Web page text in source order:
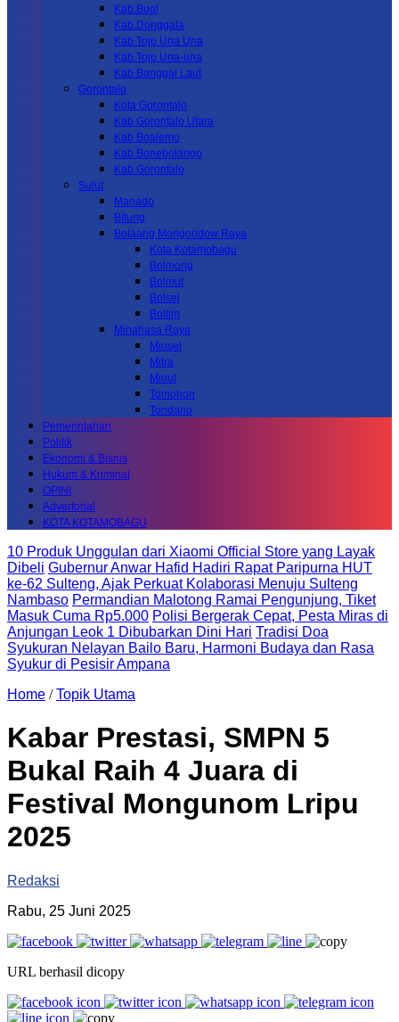
Kab.Buol
Kab.Donggala
Kab Tojo Una Una
Kab.Tojo Una-una
Kab.Banggai Laut
Gorontalo
Kota Gorontalo
Kab Gorontalo Utara
Kab Boalemo
Kab.Bonebolango
Kab.Gorontalo
Sulut
Manado
Bitung
Bolaang Mongondow Raya
Kota Kotamobagu
Bolmong
Bolmut
Bolsel
Boltim
Minahasa Raya
Minsel
Mitra
Minut
Tomohon
Tondano
Pemerintahan
Politik
Ekonomi & Bisnis
Hukum & Kriminal
OPINI
Advertorial
KOTA KOTAMOBAGU
10 Produk Unggulan dari Xiaomi Official Store yang Layak
Dibeli Gubernur Anwar Hafid Hadiri Rapat Paripurna HUT
ke-62 Sulteng, Ajak Perkuat Kolaborasi Menuju Sulteng
Nambaso Permandian Malotong Ramai Pengunjung, Tiket
Masuk Cuma Rp5.000 Polisi Bergerak Cepat, Pesta Miras di
Anjungan Leok 1 Dibubarkan Dini Hari Tradisi Doa
Syukuran Nelayan Bailo Baru, Harmoni Budaya dan Rasa
Syukur di Pesisir Ampana
Home /Topik Utama
Kabar Prestasi, SMPN 5
Bukal Raih 4 Juara di
Festival Mongunom Lripu
2025
Redaksi
Rabu, 25 Juni 2025
URL berhasil dicopy